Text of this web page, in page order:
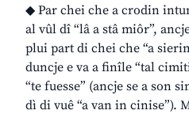
◆ Par chei che a crodin
al vûl dî “lâ a stâ miôr”,
plui part di chei che “a
duncje e va a finîle “tal
“te fuesse” (ancje se a son
dì di vuê “a van in cinise”).